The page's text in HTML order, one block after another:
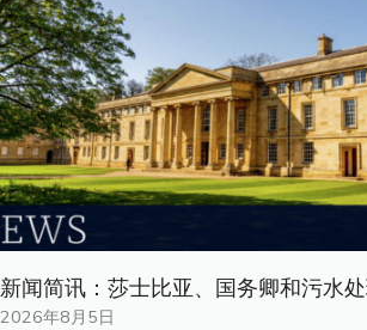
新闻简讯：莎士比亚、国务卿和污水
2026年8月5日